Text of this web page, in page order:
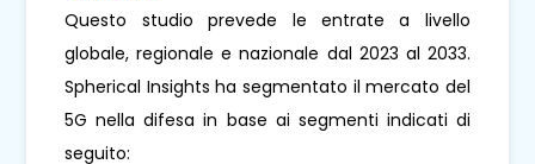
Questo studio prevede le entrate a livello
globale, regionale e nazionale dal 2023 al 2033.
Spherical Insights ha segmentato il mercato del
5G nella difesa in base ai segmenti indicati di
seguito: